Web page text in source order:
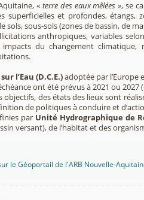
« terre des eaux mêlées », se
superficielles et profondes,
sols, sous-sols (zones de bassin, de
anthropiques, variables
impacts du changement
l’Eau (D.C.E.)adoptée par l’Europe
ont été prévus à 2021 ou 2027
objectifs, des états des lieux sont
de politiques à conduire et
par Unité Hydrographique de
versant), de l’habitat et des
le Géoportail de l'ARB Nouvelle-